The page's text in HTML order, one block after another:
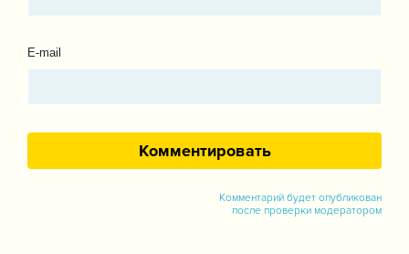
E-mail
Комментарий будет опубликован
после проверки модератором